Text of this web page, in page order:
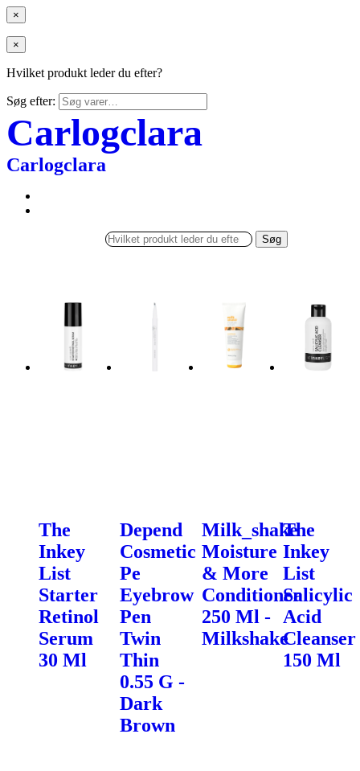
×
×
Hvilket produkt leder du efter?
Søg efter:
Carlogclara
Carlogclara
Søg
The
Inkey
List
Starter
Retinol
Serum
30 Ml
Depend
Cosmetic
Pe
Eyebrow
Pen
Twin
Thin
0.55 G -
Dark
Brown
Milk_shake
Moisture
& More
Conditioner
250 Ml -
Milkshake
The
Inkey
List
Salicylic
Acid
Cleanser
150 Ml